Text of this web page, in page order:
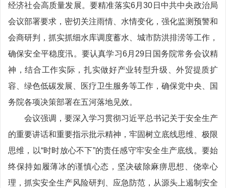
经济社会高质量发展。要精准落实6月30日中共中央政治局
会议部署要求，密切关注雨情、水情变化，强化监测预警和
会商研判，抓实抓细水库调度蓄水、城市防洪排涝等工作，
确保安全平稳度汛。要认真学习6月29日国务院常务会议精
神，结合工作实际，扎实做好产业转型升级、外贸提质扩
容、绿色低碳发展、医疗卫生服务等工作，确保党中央、国
务院各项决策部署在五河落地见效。
会议强调，要深入学习贯彻习近平总书记关于安全生产
的重要讲话和重要指示批示精神，牢固树立底线思维、极限
思维，以“时时放心不下”的责任感守牢安全生产底线。要始
终保持如履薄冰的谨慎心态，坚决破除麻痹思想、侥幸心
理，抓实安全生产风险研判、应急防范，从源头上遏制安全